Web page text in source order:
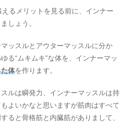
るメリットを見る前に、インナー
しょう。
ッスルとアウターマッスルに分か
る“ムキムキ”な体を、インナーマッ
体を作ります。
ルは瞬発力、インナーマッスルは持
よいかなと思いますが筋肉はすべて
ると骨格筋と内臓筋がありまして、